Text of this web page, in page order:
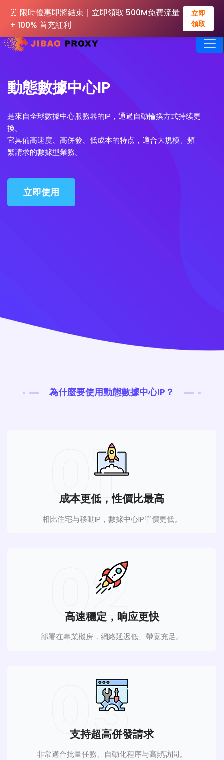
⏰ 限時優惠即將結束｜立即領取 500M免費流量
+ 100% 首充紅利
立即
領取
動態數據中心IP
是來自全球數據中心服務器的IP，通過自動輪換方式持续更
換。
它具備高速度、高併發、低成本的特点，適合大規模、頻
繁請求的數據型業務。
立即使用
為什麼要使用動態數據中心IP？
01
成本更低，性價比最高
相比住宅与移動IP，數據中心IP單價更低。
02
高速穩定，响应更快
部署在專業機房，網絡延迟低、帶宽充足。
03
支持超高併發請求
非常適合批量任務、自動化程序与高頻訪問。